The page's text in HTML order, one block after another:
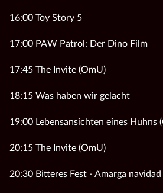
16:00 Toy Story 5
17:00 PAW Patrol: Der Dino Film
17:45 The Invite (OmU)
18:15 Was haben wir gelacht
19:00 Lebensansichten eines Huhns
20:15 The Invite (OmU)
20:30 Bitteres Fest - Amarga navidad